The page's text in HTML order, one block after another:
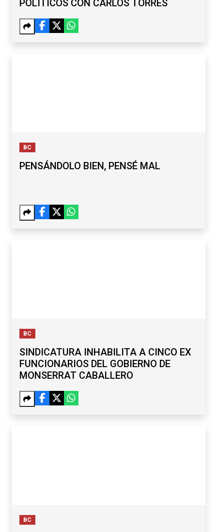
POLÍTICOS CON CARLOS TORRES
BC
PENSÁNDOLO BIEN, PENSÉ MAL
BC
SINDICATURA INHABILITA A CINCO EX
FUNCIONARIOS DEL GOBIERNO DE
MONSERRAT CABALLERO
BC